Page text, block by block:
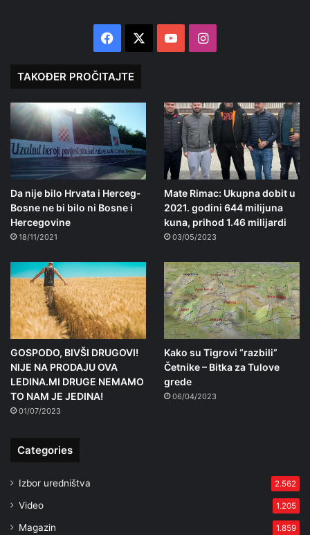
Facebook YouTubeInstagram
TAKOĐER PROČITAJTE
Da nije bilo Hrvata i Herceg-
Bosne ne bi bilo ni Bosne i
Hercegovine
18/11/2021
Mate Rimac: Ukupna dobit u
2021. godini 644 milijuna
kuna, prihod 1.46 milijardi
03/05/2023
GOSPODO, BIVŠI DRUGOVI!
NIJE NA PRODAJU OVA
LEDINA.MI DRUGE NEMAMO
TO NAM JE JEDINA!
01/07/2023
Kako su Tigrovi “razbili”
Četnike – Bitka za Tulove
grede
06/04/2023
Categories
Izbor uredništva 2.562
Video 1.205
Magazin 1.859